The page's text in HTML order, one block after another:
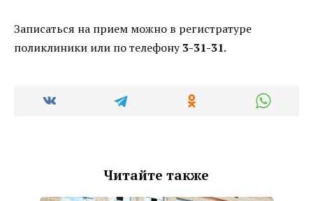
Записаться на прием можно в регистратуре
поликлиники или по телефону3-31-31.
Читайте также